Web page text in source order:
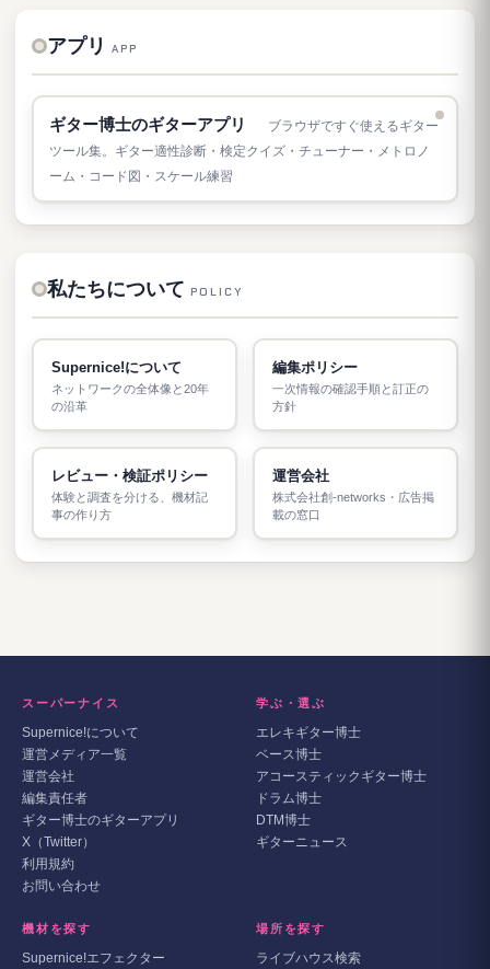
アプリ APP
ギター博士のギターアプリ
ブラウザですぐ使えるギター
ツール集。ギター適性診断・検定クイズ・チューナー・メトロノ
ーム・コード図・スケール練習
私たちについて POLICY
Supernice!について
ネットワークの全体像と20年
の沿革
編集ポリシー
一次情報の確認手順と訂正の
方針
レビュー・検証ポリシー
体験と調査を分ける、機材記
事の作り方
運営会社
株式会社創-networks・広告掲
載の窓口
スーパーナイス
Supernice!について
運営メディア一覧
運営会社
編集責任者
ギター博士のギターアプリ
X（Twitter）
利用規約
お問い合わせ
学ぶ・選ぶ
エレキギター博士
ベース博士
アコースティックギター博士
ドラム博士
DTM博士
ギターニュース
機材を探す
Supernice!エフェクター
場所を探す
ライブハウス検索